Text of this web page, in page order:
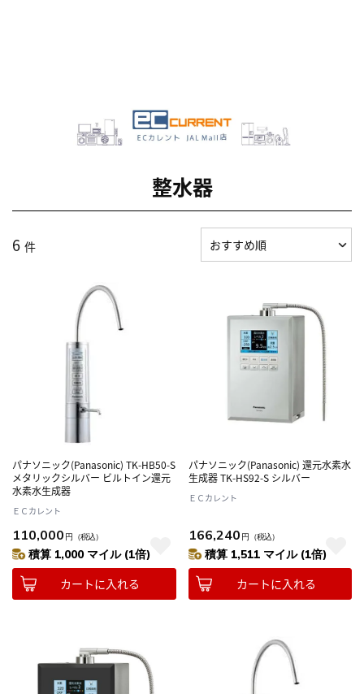
整水器
6 件
パナソニック(Panasonic) TK-HB50-S
メタリックシルバー ビルトイン還元
水素水生成器
ＥＣカレント
110,000 円 （税込）
積算 1,000 マイル (1倍)
カートに入れる
パナソニック(Panasonic) 還元水素水
生成器 TK-HS92-S シルバー
ＥＣカレント
166,240 円 （税込）
積算 1,511 マイル (1倍)
カートに入れる